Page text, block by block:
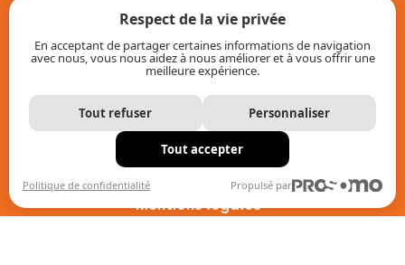
Intranet
© 2026 FoxMind. Tous droits réservés.
Mentions légales-
Respect de la vie privée
En acceptant de partager certaines informations de navigation
avec nous, vous nous aidez à nous améliorer et à vous offrir une
meilleure expérience.
Tout refuser Personnaliser
Tout accepter
Politique de confidentialité Propulsé par